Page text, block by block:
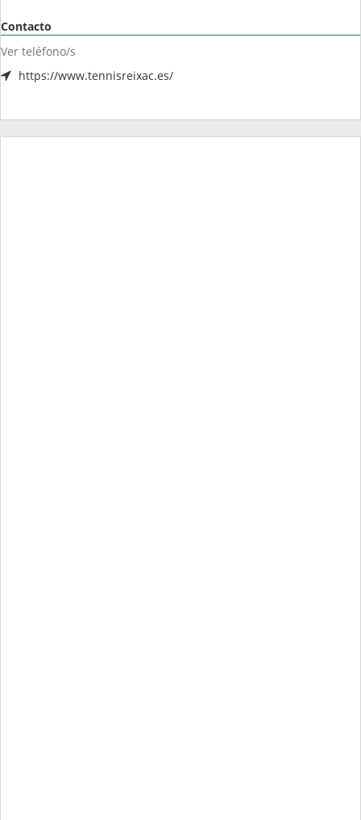
Contacto
Ver teléfono/s
https://www.tennisreixac.es/